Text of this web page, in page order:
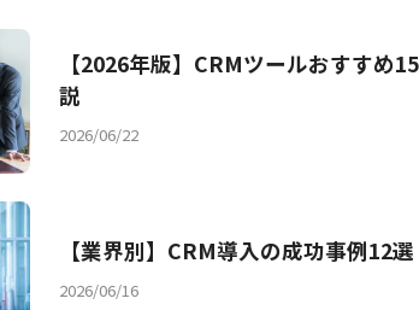
【2026年版】CRMツールおすすめ
説
2026/06/22
【業界別】CRM導入の成功事例12
2026/06/16